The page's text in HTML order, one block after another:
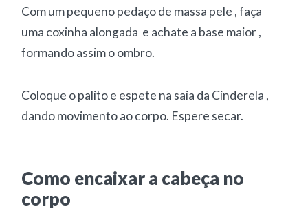
Com um pequeno pedaço de massa pele , faça
uma coxinha alongada e achate a base maior ,
formando assim o ombro.
Coloque o palito e espete na saia da Cinderela ,
dando movimento ao corpo. Espere secar.
Como encaixar a cabeça no
corpo